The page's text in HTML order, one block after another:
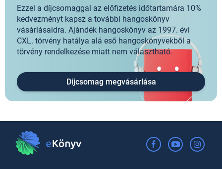
Ezzel a díjcsomaggal az előfizetés időtartamára 10%
kedvezményt kapsz a további hangoskönyv
vásárlásaidra. Ajándék hangoskönyv az 1997. évi
CXL. törvény hatálya alá eső hangoskönyvekből a
törvény rendelkezése miatt nem választható.
Díjcsomag megvásárlása